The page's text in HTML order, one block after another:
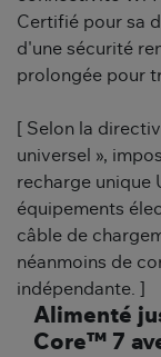
Certifié pour sa
d'une sécurité
prolongée pour
[ Selon la
universel »,
recharge unique
équipements
câble de
néanmoins de
indépendante. ]
Alimenté
Core™ 7